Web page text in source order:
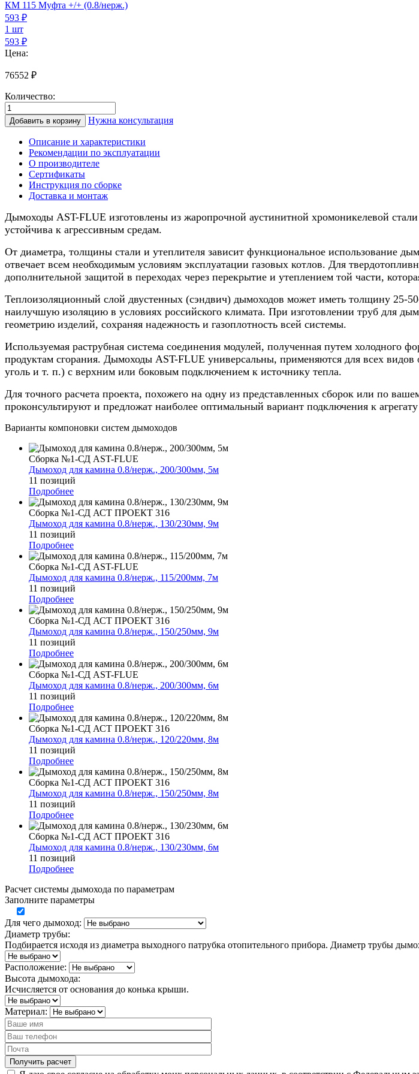
КМ 115 Муфта +/+ (0.8/нерж.)
593 ₽
1 шт
593 ₽
Цена:
76552 ₽
Количество:
Количество
товара
Дымоход
камина
нерж.,
115/200мм,
Добавить в корзину Нужна консультация
Описание и характеристики
Рекомендации по эксплуатации
О производителе
Сертификаты
Инструкция по сборке
Доставка и монтаж
Дымоходы AST-FLUE изготовлены из жаропрочной аустинитной хромоникелевой
устойчива к агрессивным средам.
От диаметра, толщины стали и утеплителя зависит функциональное использование
отвечает всем необходимым условиям эксплуатации газовых котлов. Для
дополнительной защитой в переходах через перекрытие и утеплением той части,
Теплоизоляционный слой двустенных (сэндвич) дымоходов может иметь толщину 25-
наилучшую изоляцию в условиях российского климата. При изготовлении труб для
геометрию изделий, сохраняя надежность и газоплотность всей системы.
Используемая раструбная система соединения модулей, полученная путем холодного
продуктам сгорания. Дымоходы AST-FLUE универсальны, применяются для всех
уголь и т. п.) с верхним или боковым подключением к источнику тепла.
Для точного расчета проекта, похожего на одну из представленных сборок или по
проконсультируют и предложат наиболее оптимальный вариант подключения к
Варианты компоновки систем дымоходов
Сборка №1-СД AST-FLUE
Дымоход для камина 0.8/нерж., 200/300мм, 5м
11 позиций
Подробнее
Сборка №1-СД АСТ ПРОЕКТ 316
Дымоход для камина 0.8/нерж., 130/230мм, 9м
11 позиций
Подробнее
Сборка №1-СД AST-FLUE
Дымоход для камина 0.8/нерж., 115/200мм, 7м
11 позиций
Подробнее
Сборка №1-СД АСТ ПРОЕКТ 316
Дымоход для камина 0.8/нерж., 150/250мм, 9м
11 позиций
Подробнее
Сборка №1-СД AST-FLUE
Дымоход для камина 0.8/нерж., 200/300мм, 6м
11 позиций
Подробнее
Сборка №1-СД АСТ ПРОЕКТ 316
Дымоход для камина 0.8/нерж., 120/220мм, 8м
11 позиций
Подробнее
Сборка №1-СД АСТ ПРОЕКТ 316
Дымоход для камина 0.8/нерж., 150/250мм, 8м
11 позиций
Подробнее
Сборка №1-СД АСТ ПРОЕКТ 316
Дымоход для камина 0.8/нерж., 130/230мм, 6м
11 позиций
Подробнее
Расчет системы дымохода по параметрам
Заполните параметры
Для чего дымоход:
Диаметр трубы:
Подбирается исходя из диаметра выходного патрубка отопительного прибора. Диаметр трубы
Расположение:
Высота дымохода:
Исчисляется от основания до конька крыши.
Материал: